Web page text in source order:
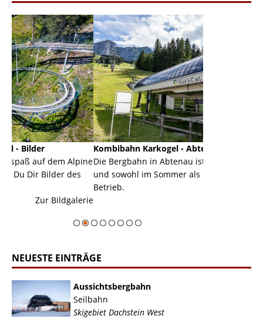
Alpine
des
Kombibahn Karkogel - Abtenau - Salzburg
Die Bergbahn in Abtenau ist eine Kombibahn
und sowohl im Sommer als auch im Winter in
NEUESTE EINTRÄGE
Aussichtsbergbahn
Seilbahn
Skigebiet Dachstein West